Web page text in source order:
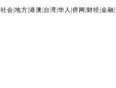
|社会 |地方 |港澳 台湾 |华人 |侨网 财经 |金融 |